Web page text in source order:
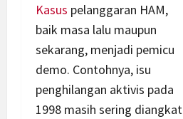
Kasus pelanggaran HAM,
baik masa lalu maupun
sekarang, menjadi pemicu
demo. Contohnya, isu
penghilangan aktivis pada
1998 masih sering diangkat